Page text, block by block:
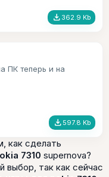
file_download 362.9 Kb
ПК теперь и на
file_download 597.8 Kb
как сделать
7310 supernova?
выбор, так как сейчас